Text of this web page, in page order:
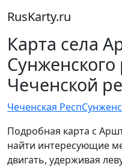
RusKarty.ru
Карта села
Сунженского
Чеченской
Чеченская Респ
Подробная карта с
найти интересующие
двигать, удерживая